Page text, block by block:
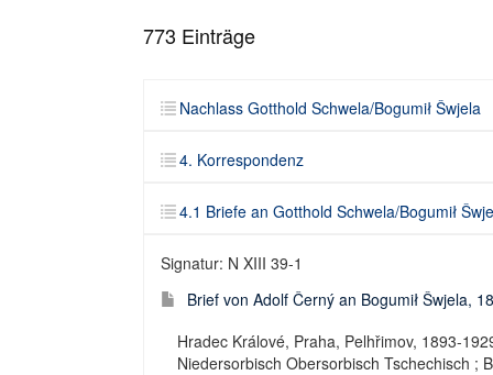
773 Einträge
Nachlass Gotthold Schwela/Bogumił Šwjela
4. Korrespondenz
4.1 Briefe an Gotthold Schwela/Bogumił
Signatur: N XIII 39-1
Brief von Adolf Černý an Bogumił Šwjela,
Hradec Králové, Praha, Pelhřimov, 1893-
Niedersorbisch Obersorbisch Tschechisch ;